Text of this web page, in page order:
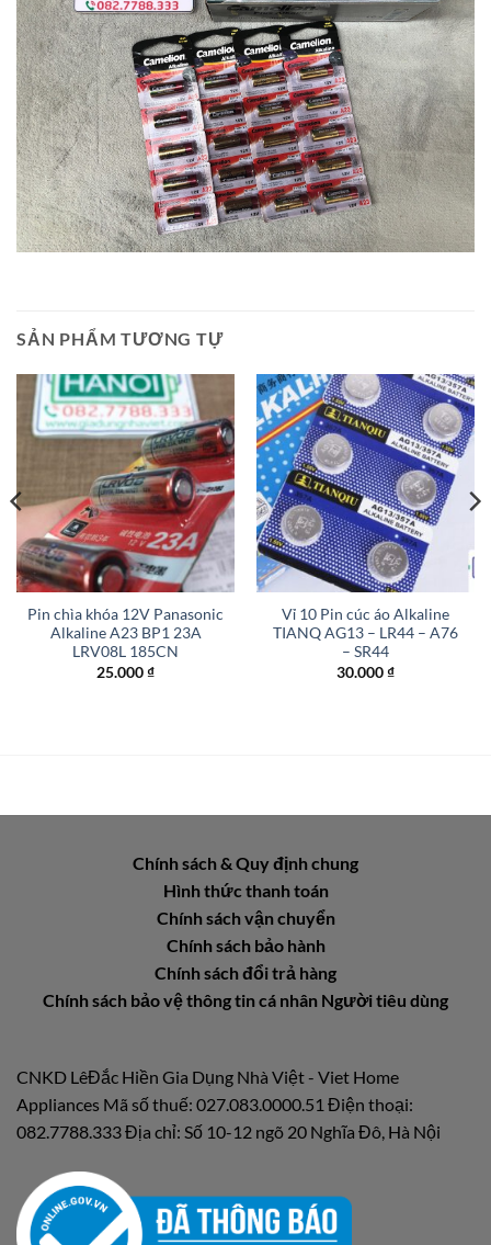
SẢN PHẨM TƯƠNG TỰ
Pin chìa khóa 12V Panasonic
Alkaline A23 BP1 23A
LRV08L 185CN
25.000₫
Vỉ 10 Pin cúc áo Alkaline
TIANQ AG13 – LR44 – A76
– SR44
30.000₫
Chính sách & Quy định chung
Hình thức thanh toán
Chính sách vận chuyển
Chính sách bảo hành
Chính sách đổi trả hàng
Chính sách bảo vệ thông tin cá nhân Người tiêu dùng
CNKD LêĐắc Hiền Gia Dụng Nhà Việt - Viet Home
Appliances Mã số thuế: 027.083.0000.51 Điện thoại:
082.7788.333 Địa chỉ: Số 10-12 ngõ 20 Nghĩa Đô, Hà Nội